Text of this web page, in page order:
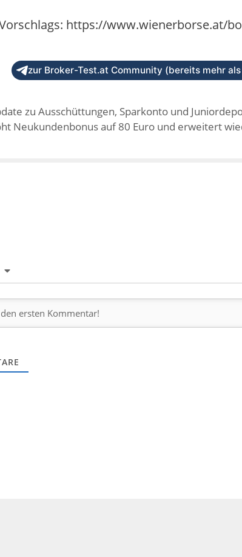
https://www.wienerborse.at/
zur Broker-Test.at Community (bereits mehr
zu Ausschüttungen, Sparkonto und
Neukundenbonus auf 80 Euro und erweitert